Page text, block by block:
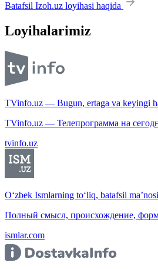
Batafsil Izoh.uz loyihasi haqida
Loyihalarimiz
TVinfo.uz — Bugun, ertaga va keyingi
TVinfo.uz — Телепрограмма на
tvinfo.uz
O‘zbek Ismlarning to‘liq, batafsil
Полный смысл, происхождение,
ismlar.com